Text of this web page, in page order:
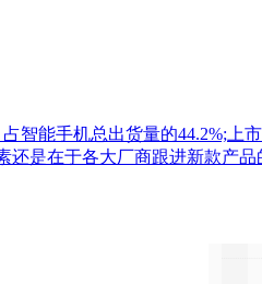
智能手机总出货量的44.2%;上
是在于各大厂商跟进新款产